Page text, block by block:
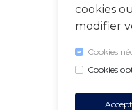
cookies
modifier
Cookies
Cookies